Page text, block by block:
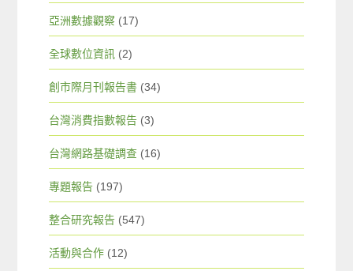
亞洲數據觀察 (17)
全球數位資訊 (2)
創市際月刊報告書 (34)
台灣消費指數報告 (3)
台灣網路基礎調查 (16)
專題報告 (197)
整合研究報告 (547)
活動與合作 (12)